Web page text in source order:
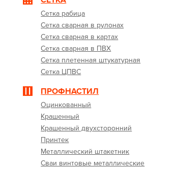
Сетка рабица
Сетка сварная в рулонах
Сетка сварная в картах
Сетка сварная в ПВХ
Сетка плетенная штукатурная
Сетка ЦПВС
ПРОФНАСТИЛ
Оцинкованный
Крашенный
Крашенный двухсторонний
Принтек
Металлический штакетник
Сваи винтовые металлические
электродный Изготовитель:
Профлист
Артикул:
630300010110
При заказе более 300 едениц возможна
корректировка цены (уточнить у менеджера)
Есть в наличии